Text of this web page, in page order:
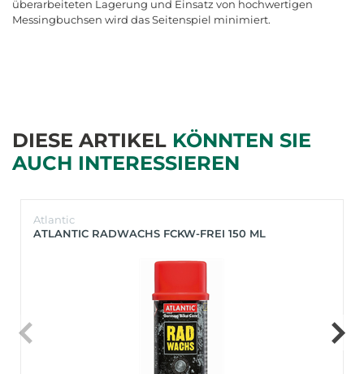
überarbeiteten Lagerung und Einsatz von hochwertigen
Messingbuchsen wird das Seitenspiel minimiert.
DIESE ARTIKEL KÖNNTEN SIE
AUCH INTERESSIEREN
Atlantic
ATLANTIC RADWACHS FCKW-FREI 150 ML